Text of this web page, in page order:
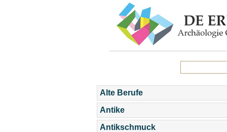
Alte Berufe
Antike
Antikschmuck